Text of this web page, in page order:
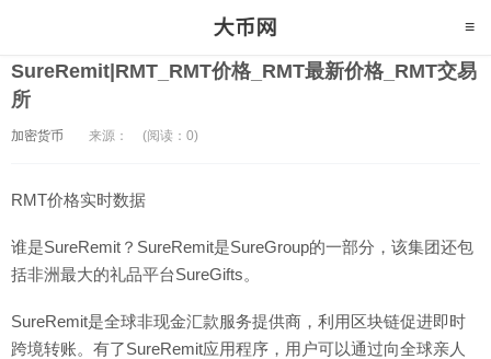
SureRemit|RMT_RMT价格_RMT最新价格_RMT交易
所
加密货币 来源： (阅读：0)
RMT价格实时数据
谁是SureRemit？SureRemit是SureGroup的一部分，该集团还包
括非洲最大的礼品平台SureGifts。
SureRemit是全球非现金汇款服务提供商，利用区块链促进即时
跨境转账。有了SureRemit应用程序，用户可以通过向全球亲人